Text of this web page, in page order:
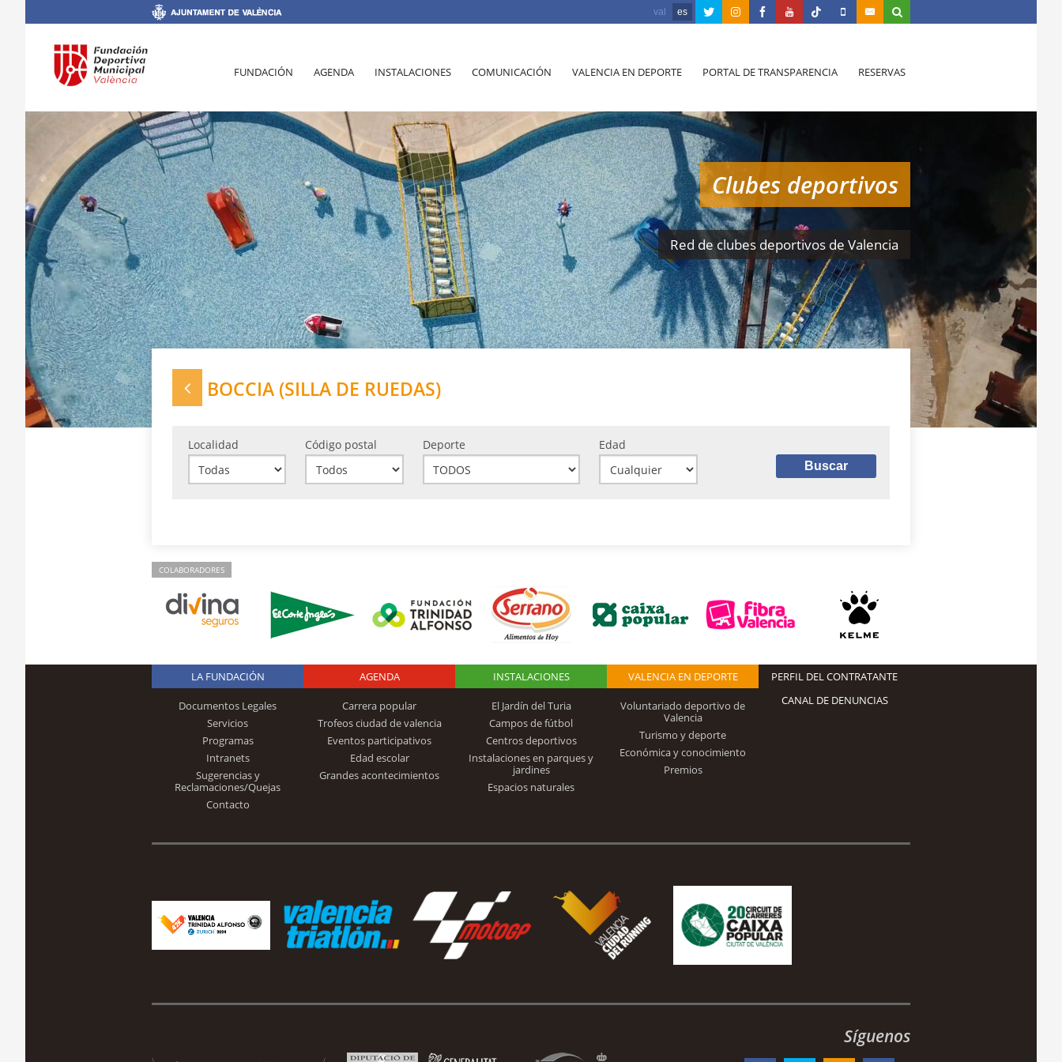
val es
FUNDACIÓN AGENDA INSTALACIONES COMUNICACIÓN VALENCIA EN DEPORTE PORTAL DE TRANSPARENCIA RESERVAS
Clubes deportivos
Red de clubes deportivos de Valencia
BOCCIA (SILLA DE RUEDAS)
Localidad Código postal Deporte Edad
COLABORADORES
Logo Fundación
Trinidad Alfonso
LA FUNDACIÓN
Documentos Legales
Servicios
Programas
Intranets
Sugerencias y
Reclamaciones/Quejas
Contacto
AGENDA
Carrera popular
Trofeos ciudad de valencia
Eventos participativos
Edad escolar
Grandes acontecimientos
INSTALACIONES
El Jardín del Turia
Campos de fútbol
Centros deportivos
Instalaciones en parques y
jardines
Espacios naturales
VALENCIA EN DEPORTE
Voluntariado deportivo de
Valencia
Turismo y deporte
Económica y conocimiento
Premios
PERFIL DEL CONTRATANTE
CANAL DE DENUNCIAS
Síguenos